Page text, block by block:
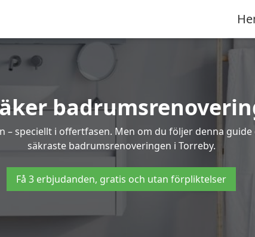
speciellt i offertfasen. Men om du följer denna
säkraste badrumsrenoveringen i Torreby.
Få 3 erbjudanden, gratis och utan förpliktelser